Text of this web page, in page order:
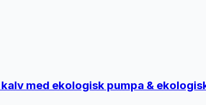
med ekologisk pumpa &